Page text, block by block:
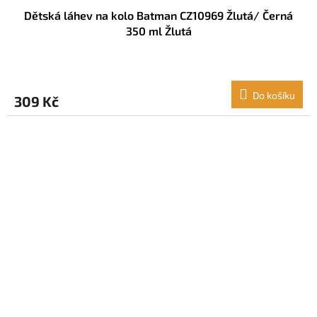
Dětská láhev na kolo Batman CZ10969 Žlutá/ Černá
350 ml Žlutá
309 Kč Do košíku